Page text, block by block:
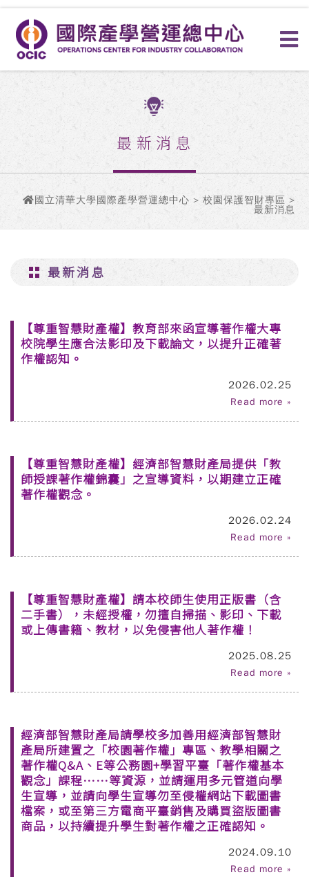
最新消息
國立清華大學國際產學營運總中心 > 校園保護智財專區 >
最新消息
最新消息
【尊重智慧財產權】教育部來函宣導著作權大專
校院學生應合法影印及下載論文，以提升正確著
作權認知。
2026.02.25
Read more »
【尊重智慧財產權】經濟部智慧財產局提供「教
師授課著作權錦囊」之宣導資料，以期建立正確
著作權觀念。
2026.02.24
Read more »
【尊重智慧財產權】請本校師生使用正版書（含
二手書），未經授權，勿擅自掃描、影印、下載
或上傳書籍、教材，以免侵害他人著作權！
2025.08.25
Read more »
經濟部智慧財產局請學校多加善用經濟部智慧財
產局所建置之「校園著作權」專區、教學相關之
著作權Q&A、E等公務園+學習平臺「著作權基本
觀念」課程……等資源，並請運用多元管道向學
生宣導，並請向學生宣導勿至侵權網站下載圖書
檔案，或至第三方電商平臺銷售及購買盜版圖書
商品，以持續提升學生對著作權之正確認知。
2024.09.10
Read more »